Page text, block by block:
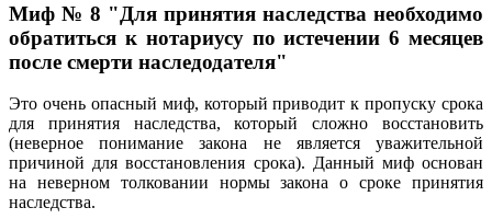
Миф № 8 "Для принятия наследства необходимо
обратиться к нотариусу по истечении 6 месяцев
после смерти наследодателя"
Это очень опасный миф, который приводит к пропуску срока
для принятия наследства, который сложно восстановить
(неверное понимание закона не является уважительной
причиной для восстановления срока). Данный миф основан
на неверном толковании нормы закона о сроке принятия
наследства.